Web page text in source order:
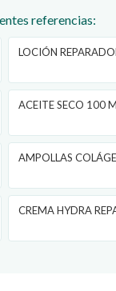
referencias:
LOCIÓN
ACEITE SECO 100
AMPOLLAS
CREMA HYDRA